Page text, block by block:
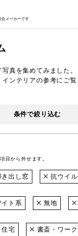
合メーカーです
真を集めてみました。
ンテリアの参考にご覧
条件で絞り込む
目から外せます。
き出し窓 抗ウイル
イト系 無地
住宅 書斎・ワー